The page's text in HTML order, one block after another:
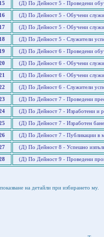
(Д) По Дейност 5 - Проведени
(Д) По Дейност 5 - Обучени
(Д) По Дейност 5 - Обучени
(Д) По Дейност 5 - Служители
(Д) По Дейност 6 - Проведени
(Д) По Дейност 6 - Обучени
(Д) По Дейност 6 - Обучени
(Д) По Дейност 6 - Служители
(Д) По Дейност 7 - Проведени
(Д) По Дейност 7 - Изработени и
(Д) По Дейност 7 - Изработен
(Д) По Дейност 7 - Публикации в
(Д) По Дейност 8 - Успешно
(Д) По Дейност 9 - Проведени
на детайли при избирането му.